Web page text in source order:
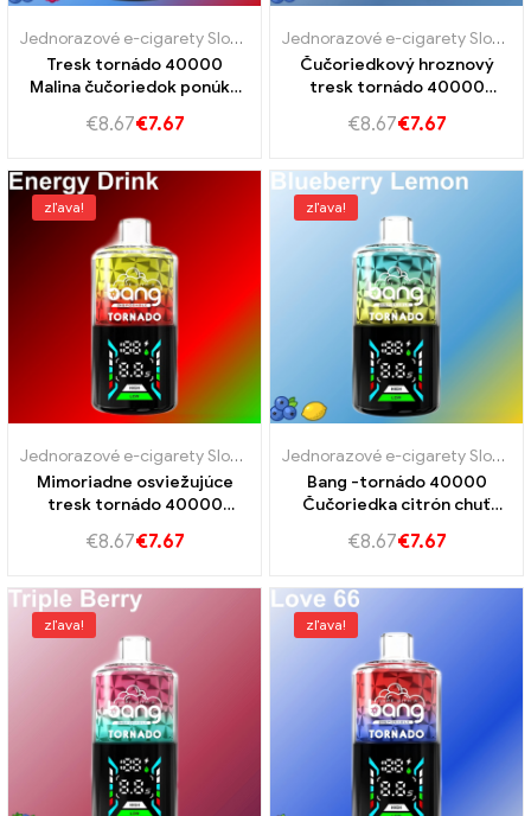
Jednorazové e-cigarety Slovensko ,Jednorazove e-cigarety
Tresk tornádo 40000
Malina čučoriedok ponúka
€8.67€7.67
Jednorazové e-cigarety Slovensko
Čučoriedkový hroznový
tresk tornádo 40000
chuť čučoriedok a hrozna
€8.67€7.67
zľava!
Jednorazové e-cigarety Slovensko ,Jednorazove e-cigarety
Mimoriadne osviežujúce
tresk tornádo 40000
energická chuť
€8.67€7.67
zľava!
Jednorazové e-cigarety Slovensko
Bang -tornádo 40000
Čučoriedka citrón chuť
€8.67€7.67
zľava! zľava!